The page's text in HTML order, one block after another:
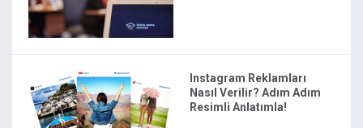
Instagram Reklamları
Nasıl Verilir? Adım Adım
Resimli Anlatımla!